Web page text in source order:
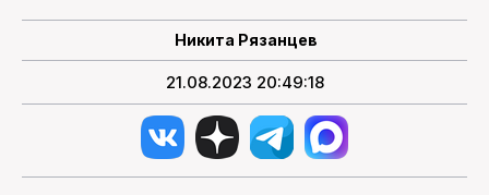
Никита Рязанцев
21.08.2023 20:49:18